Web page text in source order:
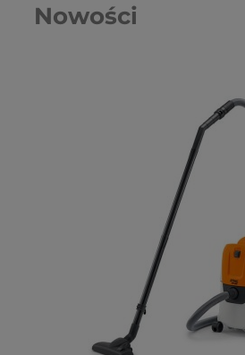
Nowości